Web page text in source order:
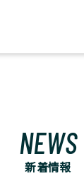
NEWS
新着情報